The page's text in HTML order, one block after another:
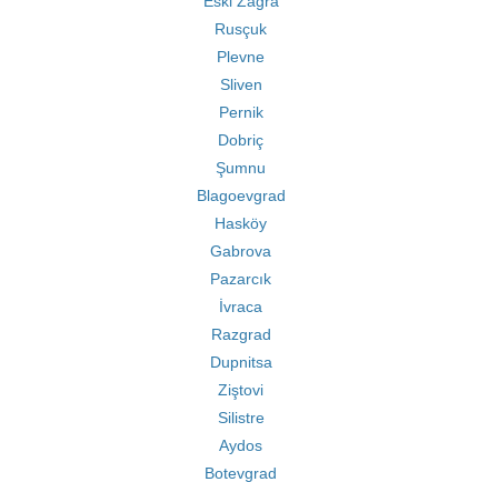
Rusçuk
Plevne
Sliven
Pernik
Dobriç
Şumnu
Blagoevgrad
Hasköy
Gabrova
Pazarcık
İvraca
Razgrad
Dupnitsa
Ziştovi
Silistre
Aydos
Botevgrad